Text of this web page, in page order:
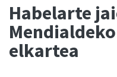
Habelarte
elkartea